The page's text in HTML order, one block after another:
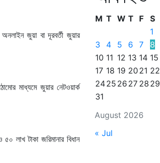
জুয়া বা দূরবর্তী জুয়ার
মাধ্যমে জুয়ার নেটওয়ার্ক
লাখ টাকা জরিমানার বিধান
August 2026
M T W T F S
1
3
4 5 6 7 8
10 11 12 13 14 15
17 18 19 20 21 22
2425 26 27 28 29
31
« Jul